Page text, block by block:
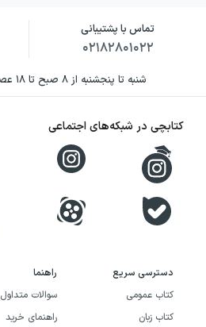
تماس با پشتیبانی
۰۲۱۸۲۸۰۱۰۲۲
شنبه تا پنجشنبه از ۸ صبح تا ۱۸ عصر بجز روزهای تعطیل
دسترسی سریع
کتاب عمومی
کتاب زبان
راهنما
سوالات متداول
راهنمای خرید
کتابچی در شبکه‌های اجتماعی